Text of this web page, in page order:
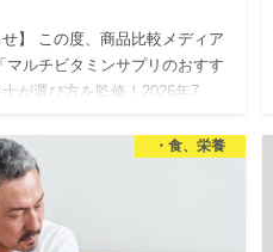
せ】 この度、商品比較メディア
マルチビタミンサプリのおすす
が選び方を監修！2026年7
・食、栄養